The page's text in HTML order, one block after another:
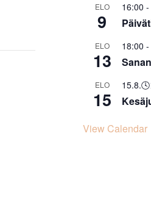
ELO
9
16:00 -
ELO
13
18:00 -
ELO
15
View Calendar